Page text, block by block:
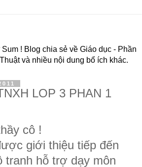
! Blog chia sẻ về Giáo dục - Phần
và nhiều nội dung bổ ích khác.
LOP 3 PHAN 1
cô !
giới thiệu tiếp đến
tranh hỗ trợ dạy môn